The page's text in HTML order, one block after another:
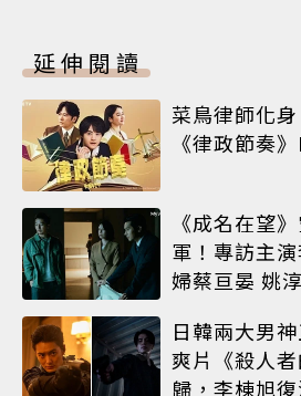
延伸閱讀
菜鳥律師化
《律政節奏
《成名在望
軍！專訪主
婦蔡亘晏 姚
日韓兩大男
爽片《殺人
歸，李棟旭